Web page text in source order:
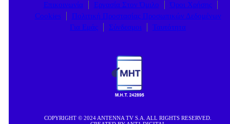
Επικοινωνία Εργασία Στον Όμιλο
Όροι Χρήσης
Cookies
Πολιτική Προστασίας Προσωπικών Δεδομένων
Για Εμάς
Σύνδεσμοι Ταυτότητα
COPYRIGHT © 2024 ANTENNA TV S.A. ALL RIGHTS RESERVED.